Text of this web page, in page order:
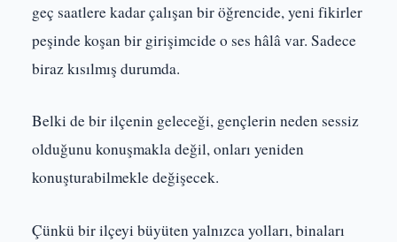
geç saatlere kadar çalışan bir öğrencide, yeni fikirler
peşinde koşan bir girişimcide o ses hâlâ var. Sadece
biraz kısılmış durumda.
Belki de bir ilçenin geleceği, gençlerin neden sessiz
olduğunu konuşmakla değil, onları yeniden
konuşturabilmekle değişecek.
Çünkü bir ilçeyi büyüten yalnızca yolları, binaları